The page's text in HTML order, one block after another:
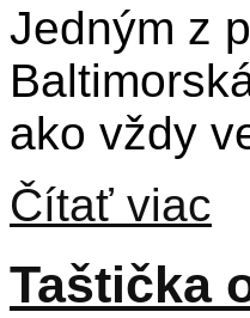
Jedným z
ako vždy
Čítať viac
Taštička